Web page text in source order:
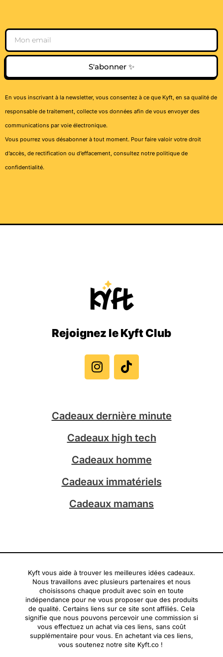
Email
S'abonner ✨
En vous inscrivant à la newsletter, vous consentez à ce que Kyft, en sa qualité de
responsable de traitement, collecte vos données afin de vous envoyer des
communications par voie électronique.
Vous pourrez vous désabonner à tout moment. Pour faire valoir votre droit
d’accès, de rectification ou d’effacement, consultez notre politique de
confidentialité.
Rejoignez le Kyft Club
n
s
t
r
a
m
i
k
t
Cadeaux dernière minute
Cadeaux high tech
Cadeaux homme
Cadeaux immatériels
Cadeaux mamans
Kyft vous aide à trouver les meilleures idées cadeaux.
Nous travaillons avec plusieurs partenaires et nous
choisissons chaque produit avec soin en toute
indépendance pour ne vous proposer que des produits
de qualité. Certains liens sur ce site sont affiliés. Cela
signifie que nous pouvons percevoir une commission si
vous effectuez un achat via ces liens, sans coût
supplémentaire pour vous. En achetant via ces liens,
vous soutenez notre site Kyft.co !